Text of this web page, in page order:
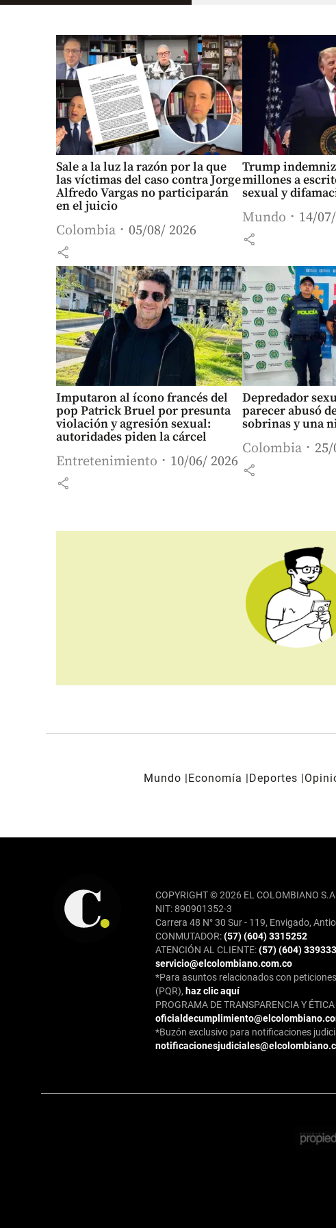
Sale a la luz la razón por la que
las víctimas del caso contra Jorge
Alfredo Vargas no participarán
en el juicio
Colombia 05/08/ 2026
share
Trump
millones a
sexual y
Mundo 14/
share
Imputaron al ícono francés del
pop Patrick Bruel por presunta
violación y agresión sexual:
autoridades piden la cárcel
Entretenimiento 10/06/ 2026
share
Depredador
parecer abusó
sobrinas y una
Colombia
share
Mundo Economía Deportes
COPYRIGHT © 2026 EL COLOMBIANO
NIT: 890901352-3
Carrera 48 N° 30 Sur - 119, Envigado,
CONMUTADOR:(57) (604) 3315252
ATENCIÓN AL CLIENTE:(57) (604)
servicio@elcolombiano.com.co
*Para asuntos relacionados con
(PQR), haz clic aquí
PROGRAMA DE TRANSPARENCIA Y
*Buzón exclusivo para notificaciones